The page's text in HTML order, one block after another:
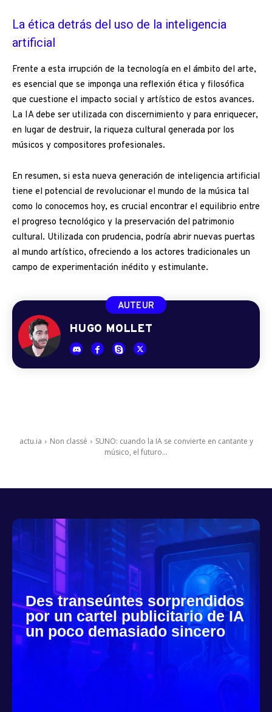
La ética detrás del uso de la inteligencia
artificial
Frente a esta irrupción de la tecnología en el ámbito del arte,
es esencial que se imponga una reflexión ética y filosófica
que cuestione el impacto social y artístico de estos avances.
La IA debe ser utilizada con discernimiento y para enriquecer,
en lugar de destruir, la riqueza cultural generada por los
músicos y compositores profesionales.
En resumen, si esta nueva generación de inteligencia artificial
tiene el potencial de revolucionar el mundo de la música tal
como lo conocemos hoy, es crucial encontrar el equilibrio entre
el progreso tecnológico y la preservación del patrimonio
cultural. Utilizada con prudencia, podría abrir nuevas puertas
al mundo artístico, ofreciendo a los actores tradicionales un
campo de experimentación inédito y estimulante.
AUTEUR
HUGO MOLLET
actu.ia Non classé
SUNO: cuando la IA se convierte en cantante y
músico, el futuro...
Des transeúntes sorprendidos
por un cartel publicitario de IA
un poco demasiado sincero